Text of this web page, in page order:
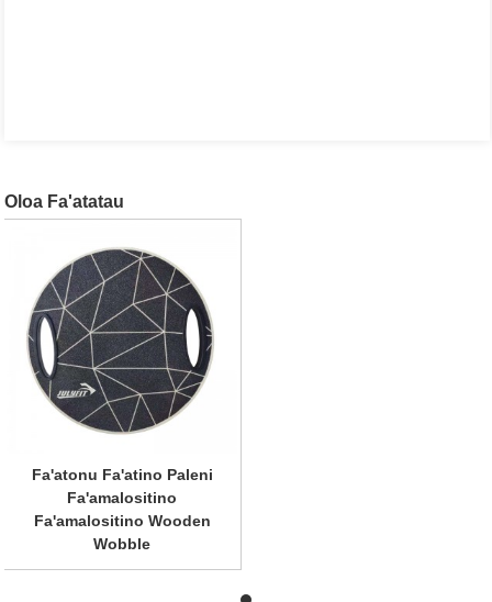
Oloa Fa'atatau
Fa'atonu Fa'atino Paleni
Fa'amalositino
Fa'amalositino Wooden
Wobble